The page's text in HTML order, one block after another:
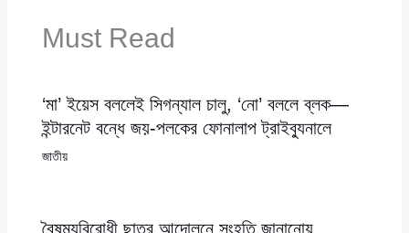
Must Read
‘মা’ ইয়েস বললেই সিগন্যাল চালু, ‘নো’ বললে ব্লক—
ইন্টারনেট বন্ধে জয়-পলকের ফোনালাপ ট্রাইব্যুনালে
জাতীয়
বৈষম্যবিরোধী ছাত্র আন্দোলনে সংহতি জানানোয়